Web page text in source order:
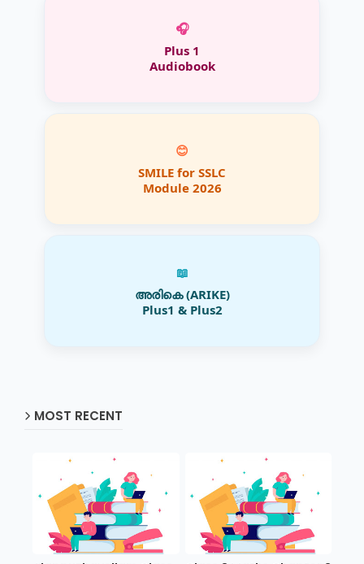
🎧
Plus 1
Audiobook
😊
SMILE for SSLC
Module 2026
📖
അരികെ (ARIKE)
Plus1 & Plus2
MOST RECENT